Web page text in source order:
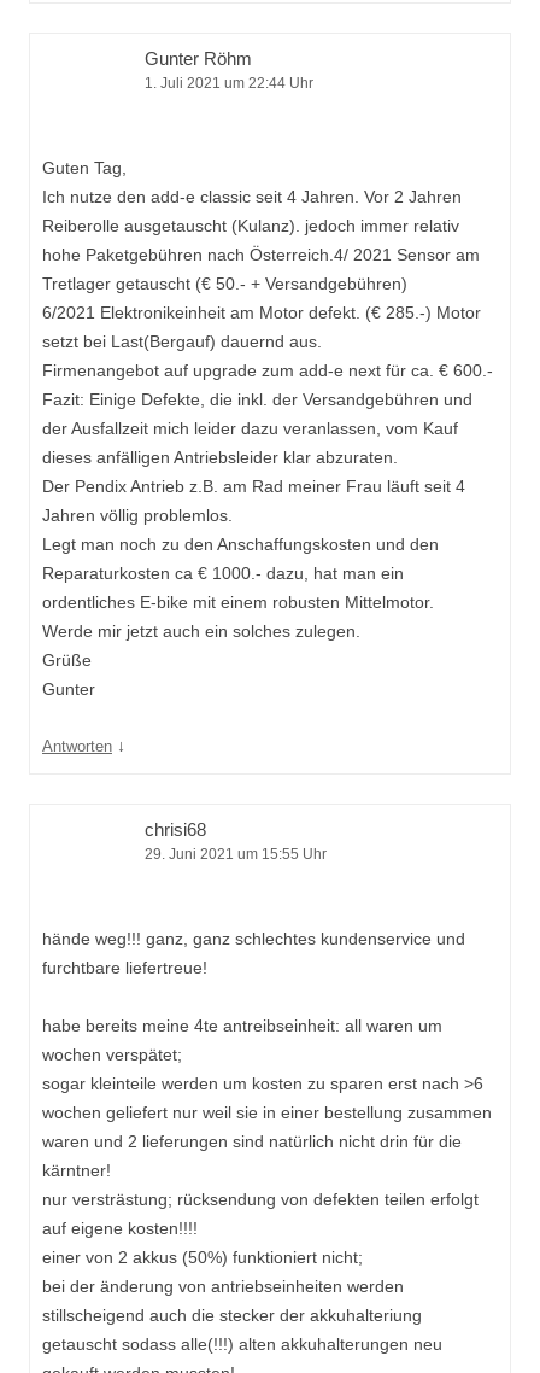
Gunter Röhm
1. Juli 2021 um 22:44 Uhr
Guten Tag,
Ich nutze den add-e classic seit 4 Jahren. Vor 2 Jahren
Reiberolle ausgetauscht (Kulanz). jedoch immer relativ
hohe Paketgebühren nach Österreich.4/ 2021 Sensor am
Tretlager getauscht (€ 50.- + Versandgebühren)
6/2021 Elektronikeinheit am Motor defekt. (€ 285.-) Motor
setzt bei Last(Bergauf) dauernd aus.
Firmenangebot auf upgrade zum add-e next für ca. € 600.-
Fazit: Einige Defekte, die inkl. der Versandgebühren und
der Ausfallzeit mich leider dazu veranlassen, vom Kauf
dieses anfälligen Antriebsleider klar abzuraten.
Der Pendix Antrieb z.B. am Rad meiner Frau läuft seit 4
Jahren völlig problemlos.
Legt man noch zu den Anschaffungskosten und den
Reparaturkosten ca € 1000.- dazu, hat man ein
ordentliches E-bike mit einem robusten Mittelmotor.
Werde mir jetzt auch ein solches zulegen.
Grüße
Gunter
Antworten ↓
chrisi68
29. Juni 2021 um 15:55 Uhr
hände weg!!! ganz, ganz schlechtes kundenservice und
furchtbare liefertreue!
habe bereits meine 4te antreibseinheit: all waren um
wochen verspätet;
sogar kleinteile werden um kosten zu sparen erst nach >6
wochen geliefert nur weil sie in einer bestellung zusammen
waren und 2 lieferungen sind natürlich nicht drin für die
kärntner!
nur versträstung; rücksendung von defekten teilen erfolgt
auf eigene kosten!!!!
einer von 2 akkus (50%) funktioniert nicht;
bei der änderung von antriebseinheiten werden
stillscheigend auch die stecker der akkuhalteriung
getauscht sodass alle(!!!) alten akkuhalterungen neu